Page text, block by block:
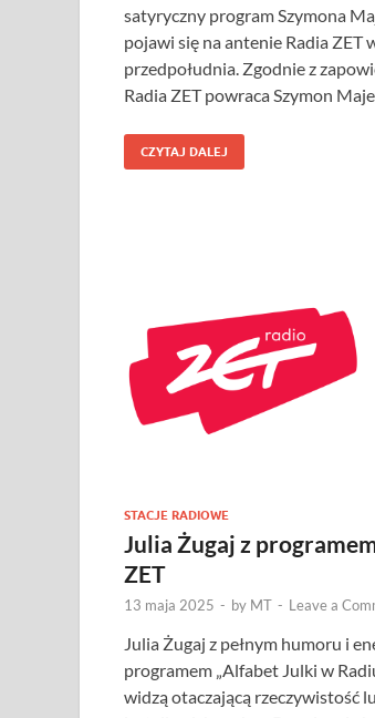
satyryczny program Szymona
pojawi się na antenie Radia ZET
przedpołudnia. Zgodnie z
Radia ZET powraca Szymon
CZYTAJ DALEJ
STACJE RADIOWE
Julia Żugaj z
ZET
13 maja 2025 - by MT - Leave a
Julia Żugaj z pełnym humoru i
programem „Alfabet Julki w
widzą otaczającą rzeczywistość